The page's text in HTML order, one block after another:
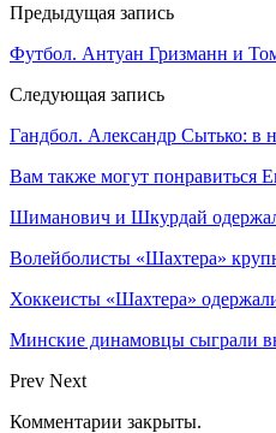
Предыдущая запись
Футбол. Антуан Гризманн и
Следующая запись
Гандбол. Александр Сытько: в
Вам также могут понравиться
Шиманович и Шкурдай
Волейболисты «Шахтера»
Хоккеисты «Шахтера»
Минские динамовцы сыграли
Prev Next
Комментарии закрыты.